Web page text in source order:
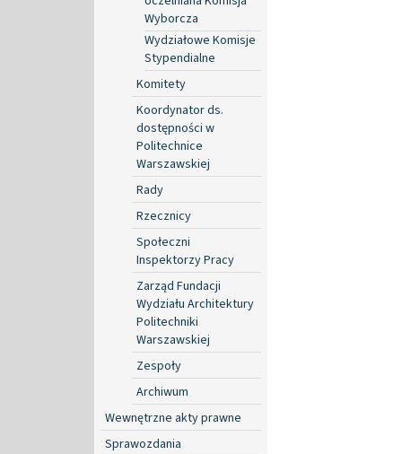
Wyborcza
Wydziałowe Komisje
Stypendialne
Komitety
Koordynator ds.
dostępności w
Politechnice
Warszawskiej
Rady
Rzecznicy
Społeczni
Inspektorzy Pracy
Zarząd Fundacji
Wydziału Architektury
Politechniki
Warszawskiej
Zespoły
Archiwum
Wewnętrzne akty prawne
Sprawozdania